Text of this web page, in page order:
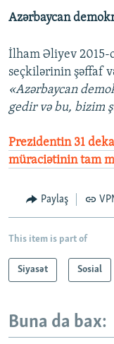
Azərbaycan
İlham Əliyev
seçkilərinin şəffaf
«Azərbaycan
gedir və bu, bizim
Prezidentin 31
müraciətinin tam
Paylaş
This item is part of
Siyasət Sosial
Buna da bax: